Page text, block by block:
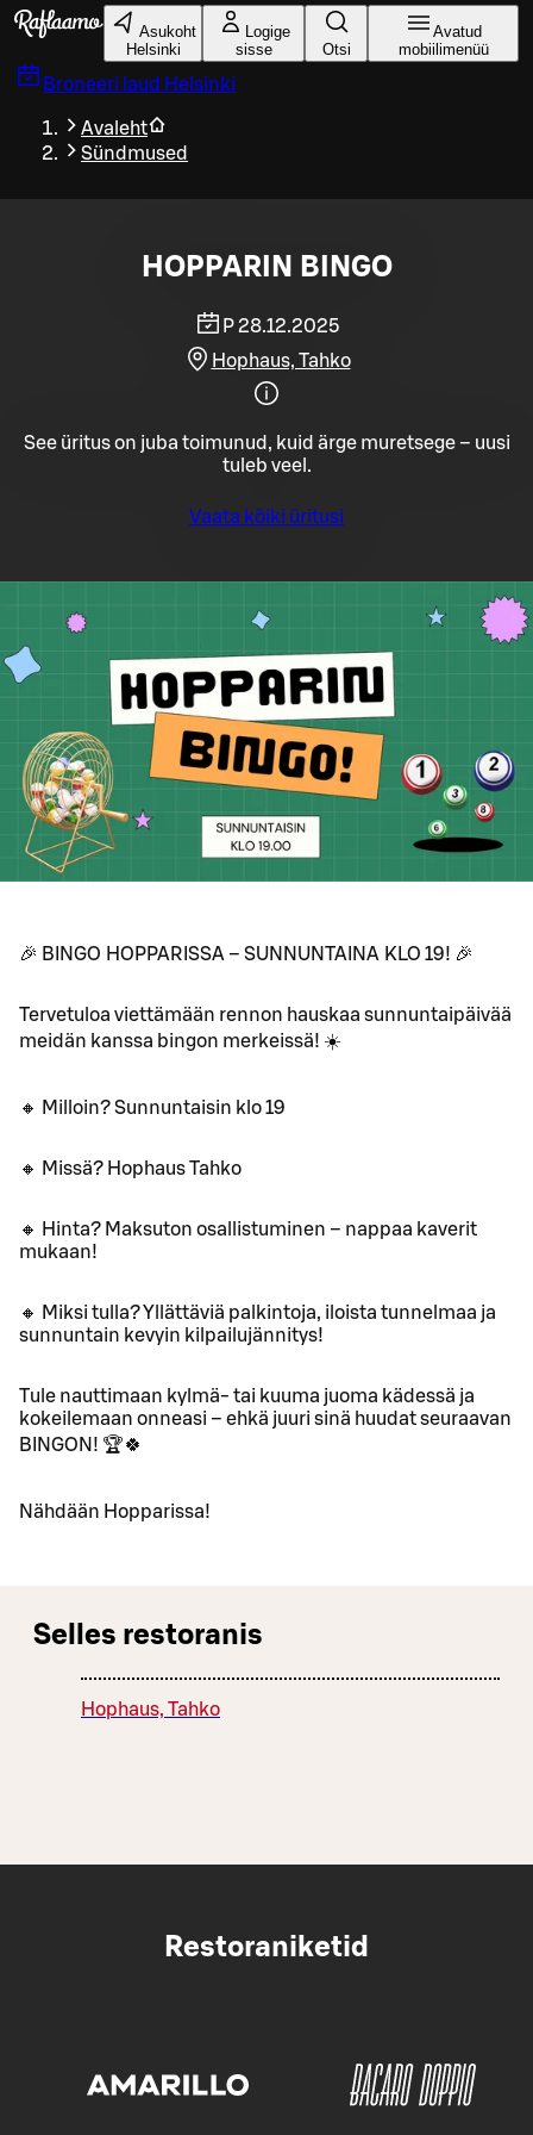
Liigu peamise sisu juurde
Asukoht
Helsinki
Logige
sisse
Otsi
Avatud
mobiilimenüü
Broneeri laud Helsinki
Avaleht
Sündmused
HOPPARIN BINGO
P 28.12.2025
Hophaus, Tahko
See üritus on juba toimunud, kuid ärge muretsege – uusi
tuleb veel.
Vaata kõiki üritusi
🎉 BINGO HOPPARISSA – SUNNUNTAINA KLO 19! 🎉
Tervetuloa viettämään rennon hauskaa sunnuntaipäivää
meidän kanssa bingon merkeissä! ☀️
🔸 Milloin? Sunnuntaisin klo 19
🔸 Missä? Hophaus Tahko
🔸 Hinta? Maksuton osallistuminen – nappaa kaverit
mukaan!
🔸 Miksi tulla? Yllättäviä palkintoja, iloista tunnelmaa ja
sunnuntain kevyin kilpailujännitys!
Tule nauttimaan kylmä- tai kuuma juoma kädessä ja
kokeilemaan onneasi – ehkä juuri sinä huudat seuraavan
BINGON! 🏆🍀
Nähdään Hopparissa!
Selles restoranis
Hophaus, Tahko
Restoraniketid